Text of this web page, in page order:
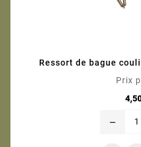
Ressort de bague
Prix
remove